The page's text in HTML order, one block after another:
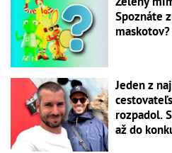
Spoznáte
Jeden z
rozpadol.
až do